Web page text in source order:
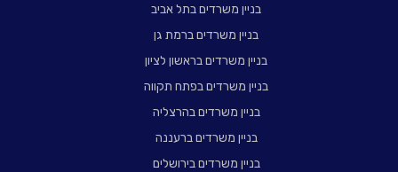
בניין משרדים בתל אביב
בניין משרדים ברמת גן
בניין משרדים בראשון לציון
בניין משרדים בפתח תקווה
בניין משרדים בהרצליה
בניין משרדים ברעננה
בניין משרדים בירושלים